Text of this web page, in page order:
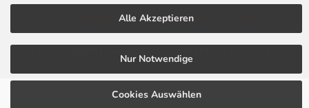
Alle Akzeptieren
Nur Notwendige
Cookies Auswählen
Impressum | Datenschutz